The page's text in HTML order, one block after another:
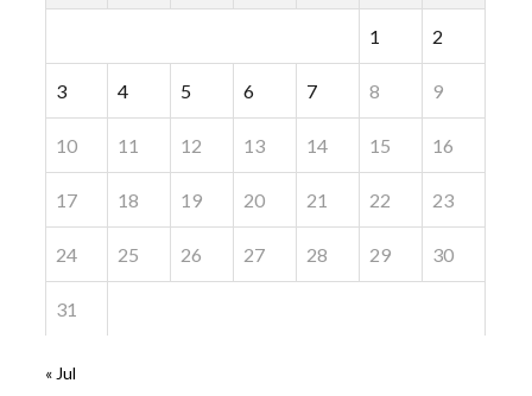
1 2
3 4 5 6 7 8 9
10 11 12 13 14 15 16
17 18 19 20 21 22 23
24 25 26 27 28 29 30
31
« Jul